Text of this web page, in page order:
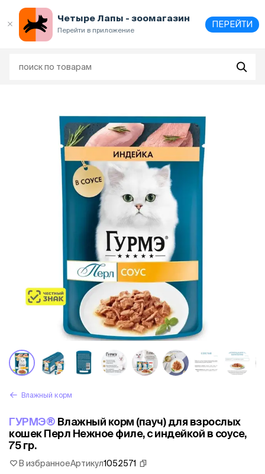
Четыре Лапы - зоомагазин
Перейти в приложение
ПЕРЕЙТИ
Влажный корм
ГУРМЭ® Влажный корм (пауч) для взрослых
кошек Перл Нежное филе, с индейкой в соусе,
75 гр.
В избранноеАртикул1052571